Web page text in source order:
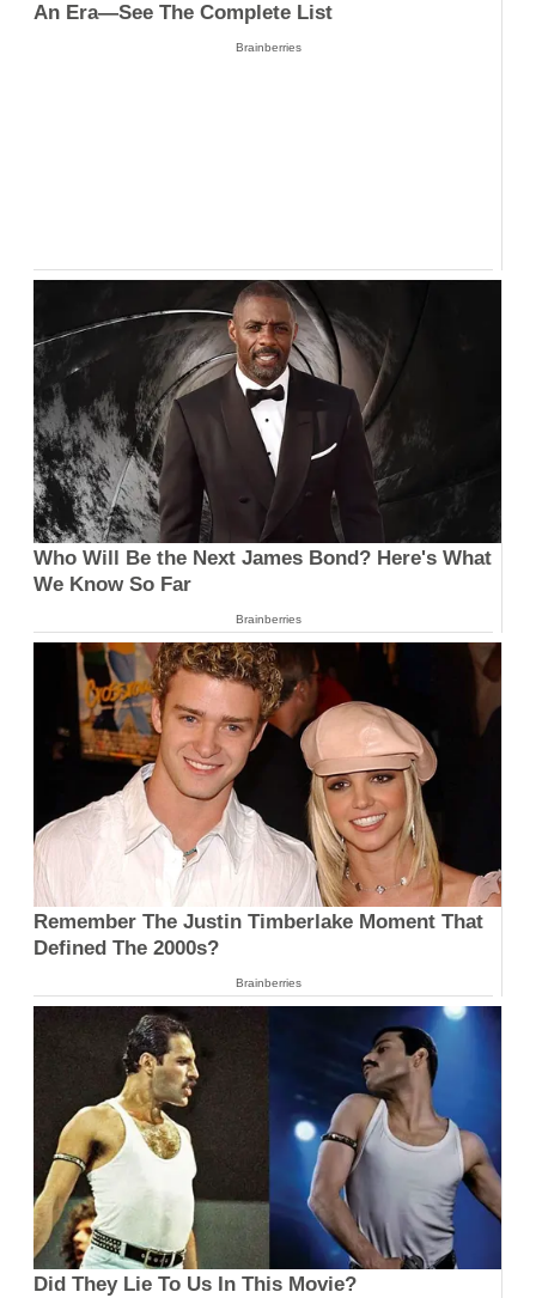
An Era—See The Complete List
Brainberries
Who Will Be the Next James Bond? Here's What
We Know So Far
Brainberries
Remember The Justin Timberlake Moment That
Defined The 2000s?
Brainberries
Did They Lie To Us In This Movie?